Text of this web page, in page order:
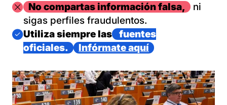
ImagenNo compartas información falsa,
ni
sigas perfiles fraudulentos.
Imagen
Utiliza siempre las
fuentes
oficiales.
Infórmate aquí